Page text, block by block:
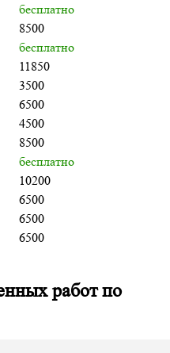
бесплатно
8500
бесплатно
11850
3500
6500
4500
8500
бесплатно
10200
6500
6500
6500
работ по